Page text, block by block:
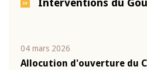
Interventions du
04 mars 2026
Allocution d'ouverture du